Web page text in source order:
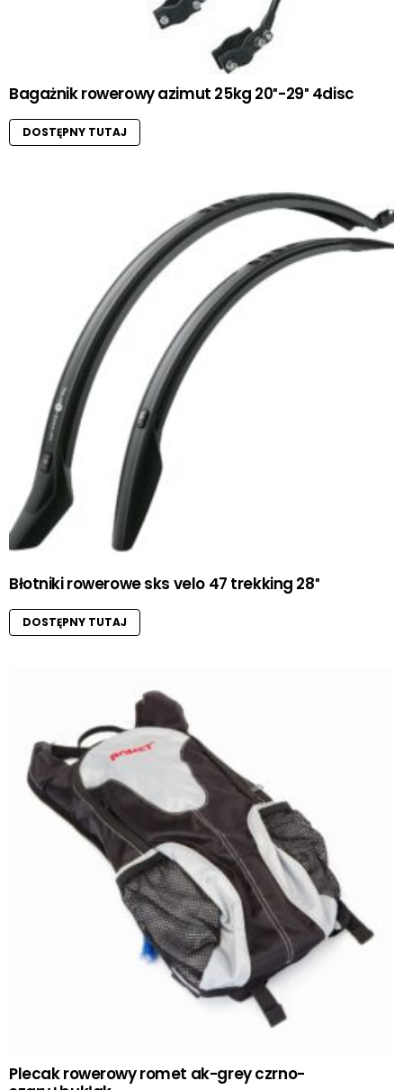
Bagażnik rowerowy azimut 25kg 20″-29″ 4disc
DOSTĘPNY TUTAJ
Błotniki rowerowe sks velo 47 trekking 28″
DOSTĘPNY TUTAJ
Plecak rowerowy romet ak-grey czrno-